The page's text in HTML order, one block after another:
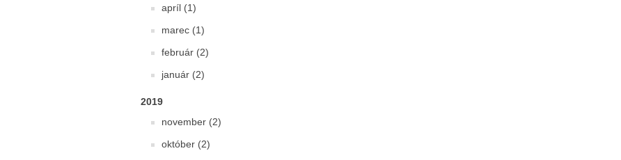
apríl (1)
marec (1)
február (2)
január (2)
2019
november (2)
október (2)